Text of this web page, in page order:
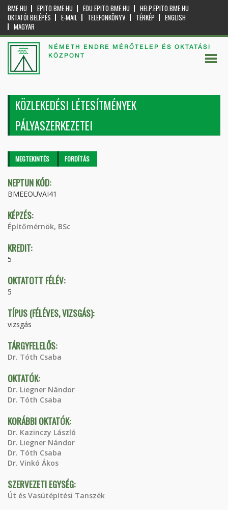
BME.HU EPITO.BME.HU EDU.EPITO.BME.HU
HELP.EPITO.BME.HU
OKTATÓI BELÉPÉS
E-MAIL TELEFONKÖNYV TÉRKÉP
ENGLISH
MAGYAR
NÉMETH ENDRE MÉRŐTELEP ÉS OKTATÁSI
KÖZPONT
KÖZLEKEDÉSI LÉTESÍTMÉNYEK
PÁLYASZERKEZETEI
Elsődleges fülek
MEGTEKINTÉS (AKTÍVFORDÍTÁS
NEPTUN KÓD:
BMEEOUVAI41
KÉPZÉS:
Építőmérnök, BSc
KREDIT:
5
OKTATOTT FÉLÉV:
5
TÍPUS (FÉLÉVES, VIZSGÁS):
vizsgás
TÁRGYFELELŐS:
Dr. Tóth Csaba
OKTATÓK:
Dr. Liegner Nándor
Dr. Tóth Csaba
KORÁBBI OKTATÓK:
Dr. Kazinczy László
Dr. Liegner Nándor
Dr. Tóth Csaba
Dr. Vinkó Ákos
SZERVEZETI EGYSÉG:
Út és Vasútépítési Tanszék